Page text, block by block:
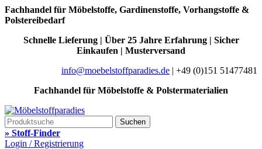
Fachhandel für Möbelstoffe, Gardinenstoffe, Vorhangstoffe &
Polstereibedarf
Schnelle Lieferung | Über 25 Jahre Erfahrung | Sicher
Einkaufen | Musterversand
info@moebelstoffparadies.de | +49 (0)151 51477481
Fachhandel für Möbelstoffe & Polstermaterialien
Suchen
» Stoff-Finder
Login / Registrierung